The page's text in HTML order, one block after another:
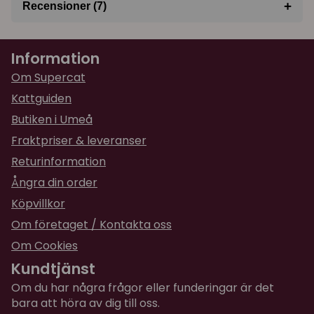
Recensioner (7) +
Lovisa
för 1 år sedan
★★★★★
Maja
för 1 år sedan
använda den "borstande" sidan av dörrstoppen
o den verkar vara något statisk men själva
stopp delen funkar toppen!
Maria
för 1 år sedan
Katterna tyckte den var skön att stryka sig på.
Ann
för 1 år sedan
★★ ★ ★★
Information
Om Supercat
Kattguiden
Butiken i Umeå
Fraktpriser & leveranser
Returinformation
Ångra din order
Köpvillkor
Om företaget / Kontakta oss
Om Cookies
Kundtjänst
Om du har några frågor eller funderingar är det
bara att höra av dig till oss.